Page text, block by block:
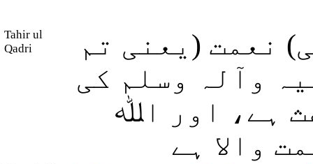
Tahir ul
Qadri
نعمت (یعنی تم
وآلہ وسلم کی
ہے، اور اﷲ
والا ہے